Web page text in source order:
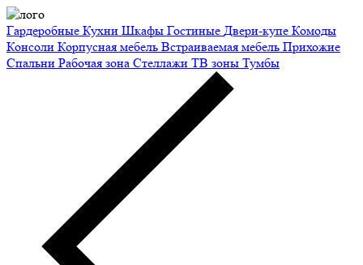
Гардеробные Кухни Шкафы Гостиные Двери-купе Комоды
Консоли Корпусная мебель Встраиваемая мебель Прихожие
Спальни Рабочая зона Стеллажи ТВ зоны Тумбы